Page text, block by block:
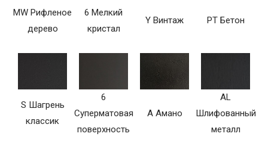
MW Рифленое
дерево
6 Мелкий
кристал
Y Винтаж PT Бетон
S Шагрень
классик
6
Суперматовая
поверхность
A Амано
AL
Шлифованный
металл